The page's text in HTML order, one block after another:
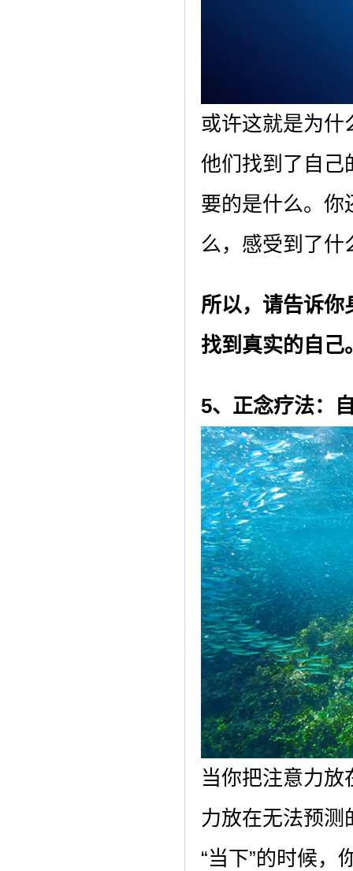
或许这就是为什
他们找到了自己
要的是什么。你
么，感受到了什
所以，请告诉你
找到真实的自己
5、 正念疗法：
当你把注意力
力放在无法预测
“当下”的时候，